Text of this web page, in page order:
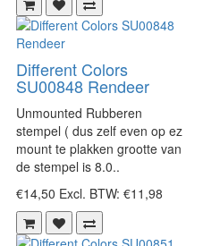
Different Colors
SU00848 Rendeer
Unmounted Rubberen
stempel ( dus zelf even op ez
mount te plakken grootte van
de stempel is 8.0..
€14,50 Excl. BTW: €11,98